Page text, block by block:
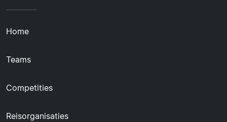
Home
Teams
Competities
Reisorganisaties